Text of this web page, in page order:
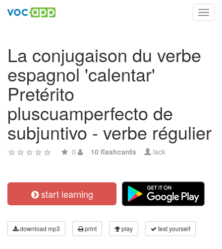
La conjugaison du verbe
espagnol 'calentar'
Pretérito
pluscuamperfecto de
subjuntivo - verbe régulier
0 10 flashcards lack
start learning
download mp3 print play test yourself